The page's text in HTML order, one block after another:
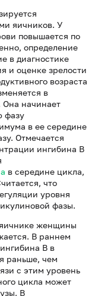
яичников. У
повышается по
определение
в диагностике
и оценке зрелости
возраста
в
Она начинает
фазу
в ее середине
Отмечается
ингибина В
в середине цикла,
что
уровня
фазы.
яичнике женщины
В раннем
В в
раньше, чем
с этим уровень
цикла может
В